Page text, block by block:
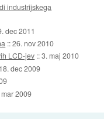
industrijskega
dec 2011
::26. nov 2010
LCD-jev ::3. maj 2010
18. dec 2009
mar 2009